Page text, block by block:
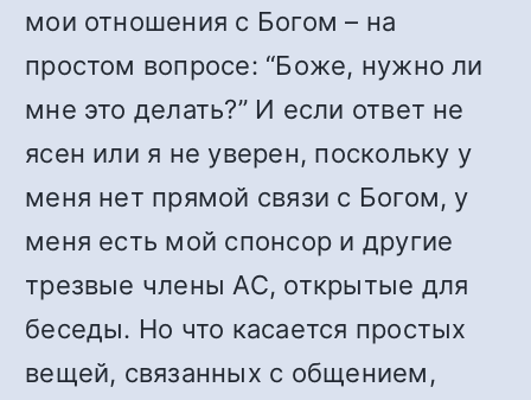
мои отношения с Богом – на
простом вопросе: “Боже, нужно ли
мне это делать?” И если ответ не
ясен или я не уверен, поскольку у
меня нет прямой связи с Богом, у
меня есть мой спонсор и другие
трезвые члены АС, открытые для
беседы. Но что касается простых
вещей, связанных с общением,